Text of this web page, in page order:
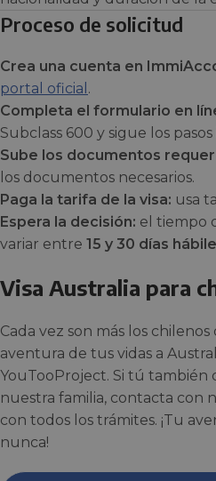
Proceso de solicitud
Crea una cuenta en
portal oficial .
Completa el formulario en
Subclass 600 y sigue los pasos
Sube los documentos
los documentos necesarios.
Paga la tarifa de la visa: usa
Espera la decisión: el tiempo
variar entre 15 y 30 días
Visa Australia para
Cada vez son más los
aventura de tus vidas a
YouTooProject. Si tú
nuestra familia, contacta con
con todos los trámites. ¡Tu
nunca!